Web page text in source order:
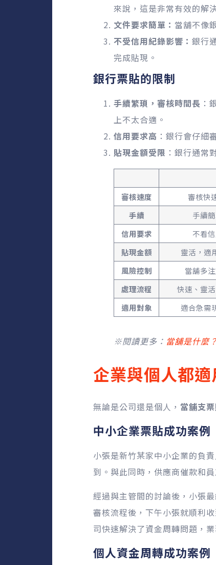
來說，這是非常有效的解
文件要求簡單： 當舖不像
不受信用紀錄影響： 銀行
完成貼現。
銀行票貼的限制
手續繁瑣，審核時間長 ：
上不太合適。
信用要求高 ：銀行會仔細
貼現金額受限 ：銀行通常
審核速度
審核快
手續
手續
信用要求
不看
貼現金額
靈活，適
風險控制
當舖多
處理流程
快速、靈
適用對象
適合急需
※閱讀更多： 當舖是什麼
企業與個人都
無論是公司還是個人， 當舖支
中小企業票貼成功案例
小張是新竹某家中小企業的負
到。與此同時，供應商催款和
經過與主管間的討論後，小張
審核流程後，下午小張就順利
司快速解決了資金周轉問題，
個人資金周轉成功案例